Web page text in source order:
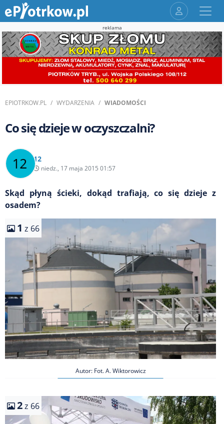
reklama
EPIOTRKOW.PL WYDARZENIA WIADOMOŚCI
Co się dzieje w oczyszczalni?
12
niedz., 17 maja 2015 01:57
Skąd płyną ścieki, dokąd trafiają, co się dzieje z
osadem?
1 z 66
Autor: Fot. A. Wiktorowicz
2z 66